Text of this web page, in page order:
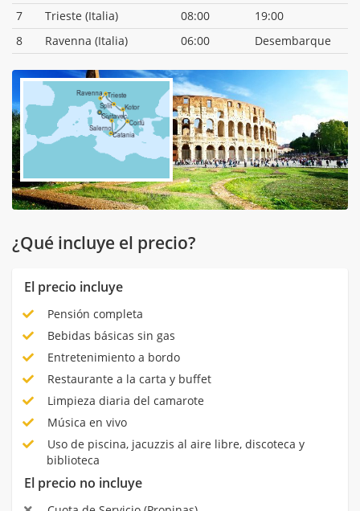
7 Trieste (Italia) 08:00
19:00
8
Ravenna (Italia) 06:00 Desembarque
¿Qué incluye el precio?
El precio incluye
Pensión completa
Bebidas básicas sin gas
Entretenimiento a bordo
Restaurante a la carta y buffet
Limpieza diaria del camarote
Música en vivo
Uso de piscina, jacuzzis al aire libre, discoteca y
biblioteca
El precio no incluye